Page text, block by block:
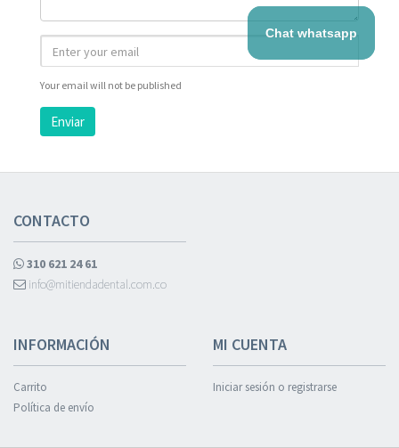
Your email will not be published
Enviar
CONTACTO
310 621 24 61
info@mitiendadental.com.co
INFORMACIÓN
Carrito
Política de envío
MI CUENTA
Iniciar sesión o registrarse
Chat whatsapp